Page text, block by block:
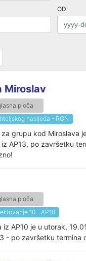
OD
Miroslav
ploča
nasljeđa - RGN
grupu kod Miroslava
AP13, po završetku
ploča
10 - AP10
iz AP10 je u utorak,
- po završetku termina